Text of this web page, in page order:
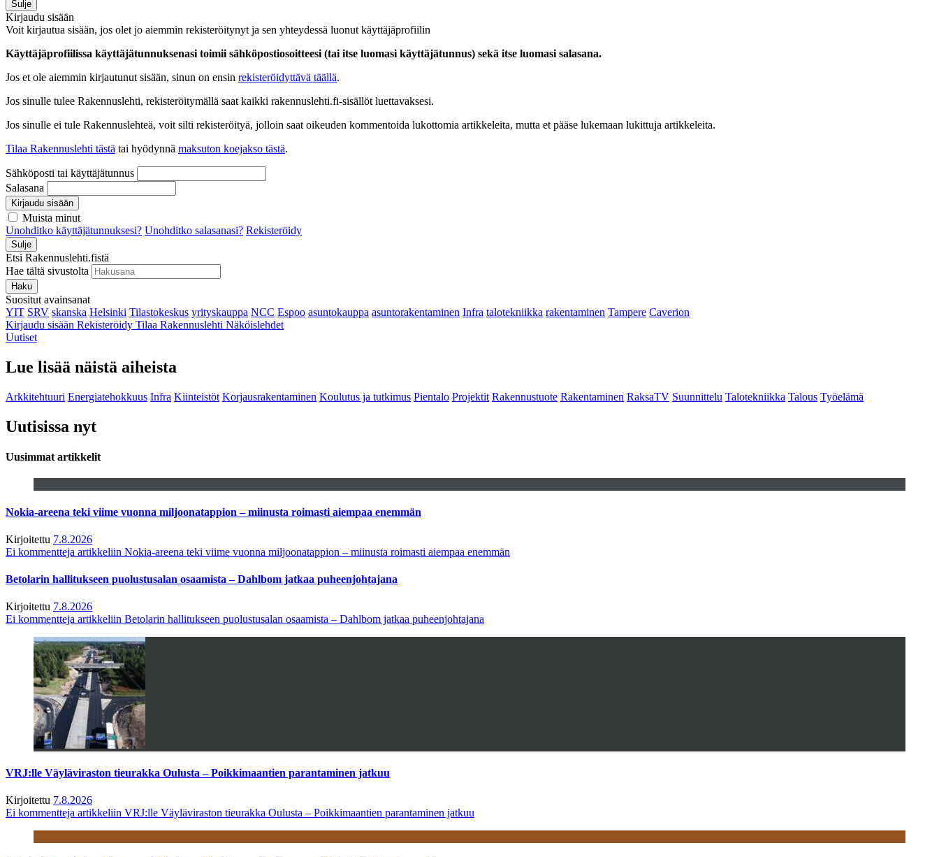
Sulje
Kirjaudu sisään
Voit kirjautua sisään, jos olet jo aiemmin rekisteröitynyt ja sen yhteydessä luonut käyttäjäprofiilin
Käyttäjäprofiilissa käyttäjätunnuksenasi toimii sähköpostiosoitteesi (tai itse luomasi käyttäjätunnus) sekä itse luomasi salasana.
Jos et ole aiemmin kirjautunut sisään, sinun on ensin rekisteröidyttävä täällä.
Jos sinulle tulee Rakennuslehti, rekisteröitymällä saat kaikki rakennuslehti.fi-sisällöt luettavaksesi.
Jos sinulle ei tule Rakennuslehteä, voit silti rekisteröityä, jolloin saat oikeuden kommentoida lukottomia artikkeleita, mutta et pääse lukemaan lukittuja artikkeleita.
Tilaa Rakennuslehti tästä tai hyödynnä maksuton koejakso tästä.
Sähköposti tai käyttäjätunnus
Salasana
Kirjaudu sisään
Muista minut
Unohditko käyttäjätunnuksesi? Unohditko salasanasi? Rekisteröidy
Sulje
Etsi Rakennuslehti.fistä
Hae tältä sivustolta
Haku
Suositut avainsanat
YIT SRV skanska Helsinki Tilastokeskus yrityskauppa NCC Espoo asuntokauppa asuntorakentaminen Infra talotekniikka rakentaminen Tampere Caverion
Kirjaudu sisään Rekisteröidy Tilaa Rakennuslehti Näköislehdet
Uutiset
Lue lisää näistä aiheista
Arkkitehtuuri Energiatehokkuus Infra Kiinteistöt Korjausrakentaminen Koulutus ja tutkimus Pientalo Projektit Rakennustuote Rakentaminen RaksaTV Suunnittelu Talotekniikka Talous Työelämä
Uutisissa nyt
Uusimmat artikkelit
Nokia-areena teki viime vuonna miljoonatappion – miinusta roimasti aiempaa enemmän
Kirjoitettu 7.8.2026
Ei kommentteja artikkeliin Nokia-areena teki viime vuonna miljoonatappion – miinusta roimasti aiempaa enemmän
Betolarin hallitukseen puolustusalan osaamista – Dahlbom jatkaa puheenjohtajana
Kirjoitettu 7.8.2026
Ei kommentteja artikkeliin Betolarin hallitukseen puolustusalan osaamista – Dahlbom jatkaa puheenjohtajana
VRJ:lle Väyläviraston tieurakka Oulusta – Poikkimaantien parantaminen jatkuu
Kirjoitettu 7.8.2026
Ei kommentteja artikkeliin VRJ:lle Väyläviraston tieurakka Oulusta – Poikkimaantien parantaminen jatkuu